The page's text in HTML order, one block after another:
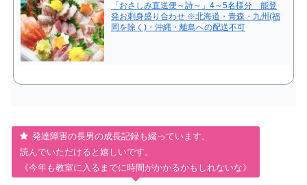
「おさしみ直送便～詩～」4～5名様分 能登
発お刺身盛り合わせ ※北海道・青森・九州(福
岡を除く)・沖縄・離島への配送不可
発達障害の長男の成長記録も綴っています。
読んでいただけると嬉しいです。
《今年も教室に入るまでに時間がかかるかもしれないな》